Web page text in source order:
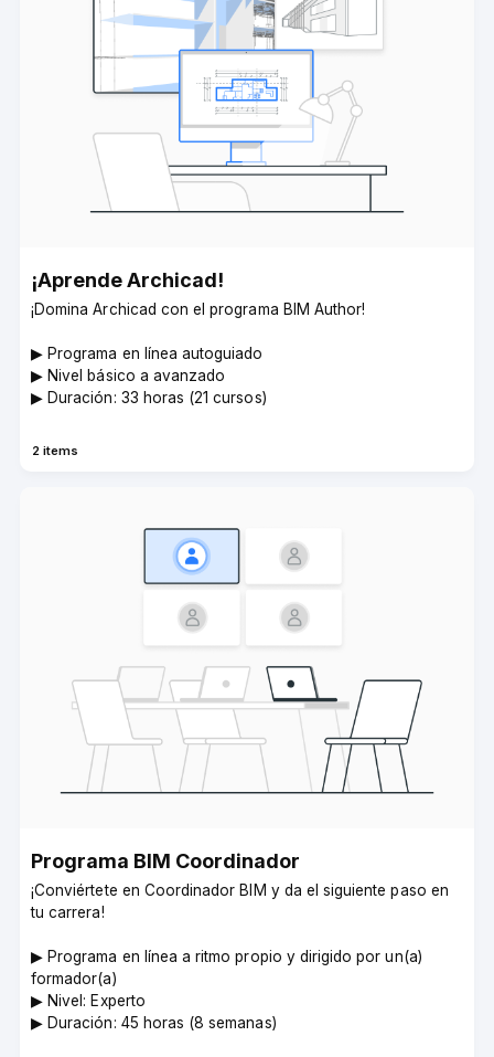
¡Aprende Archicad!­
¡Domina Archicad con el programa BIM Author!
▶︎ Programa en línea autoguiado
▶︎ Nivel básico a avanzado
▶︎ Duración: 33 horas (21 cursos)
2 items
Programa BIM Coordinador­
¡Conviértete en Coordinador BIM y da el siguiente paso en
tu carrera!
▶︎ Programa en línea a ritmo propio y dirigido por un(a)
formador(a)
▶︎ Nivel: Experto
▶︎ Duración: 45 horas (8 semanas)